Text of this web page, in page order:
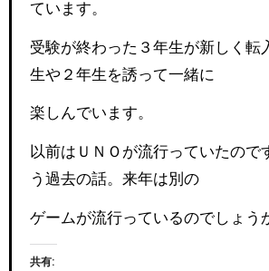
ています。
受験が終わった３年生が新しく転
生や２年生を誘って一緒に
楽しんでいます。
以前はＵＮＯが流行っていたので
う過去の話。来年は別の
ゲームが流行っているのでしょう
共有: